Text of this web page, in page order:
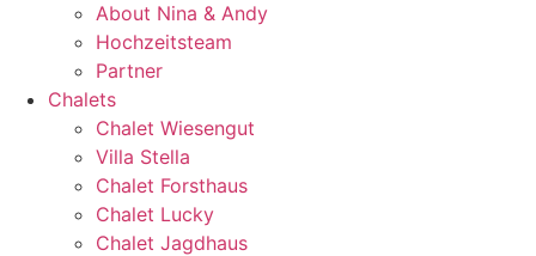
About Nina & Andy
Hochzeitsteam
Partner
Chalets
Chalet Wiesengut
Villa Stella
Chalet Forsthaus
Chalet Lucky
Chalet Jagdhaus